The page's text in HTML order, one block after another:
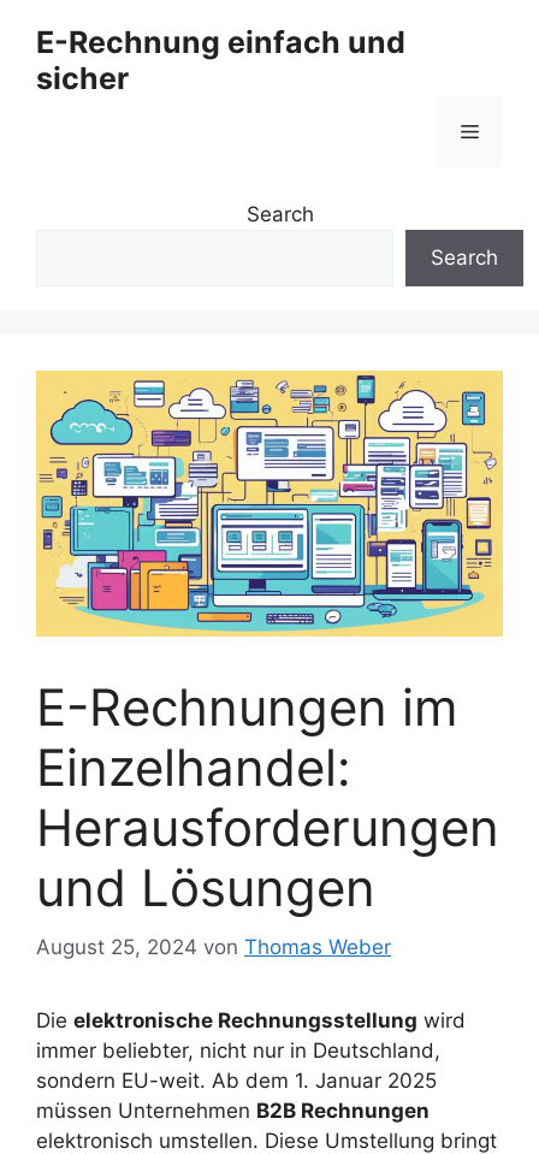
Inhalt
springen
E-Rechnung einfach und
sicher
Menü
Search
Search
E-Rechnungen im
Einzelhandel:
Herausforderungen
und Lösungen
August 25, 2024 von Thomas Weber
Die elektronische Rechnungsstellung wird
immer beliebter, nicht nur in Deutschland,
sondern EU-weit. Ab dem 1. Januar 2025
müssen Unternehmen B2B Rechnungen
elektronisch umstellen. Diese Umstellung bringt